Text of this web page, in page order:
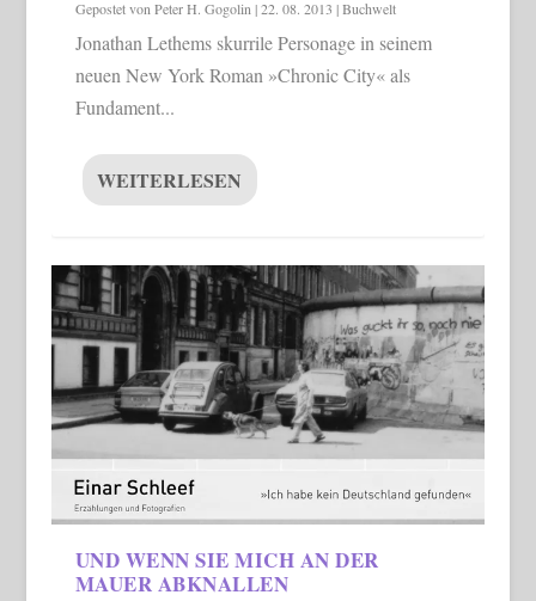
Gepostet von Peter H. Gogolin |22. 08. 2013 |Buchwelt
Jonathan Lethems skurrile Personage in seinem
neuen New York Roman »Chronic City« als
Fundament...
WEITERLESEN
UND WENN SIE MICH AN DER
MAUER ABKNALLEN